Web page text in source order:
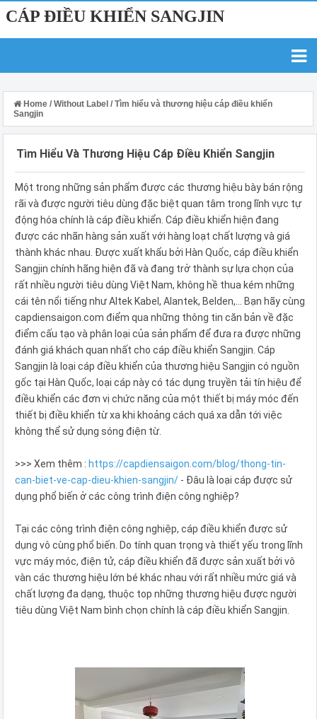
CÁP ĐIỀU KHIỂN SANGJIN
Home / Without Label / Tìm hiểu và thương hiệu cáp điều khiển
Sangjin
Tìm Hiểu Và Thương Hiệu Cáp Điều Khiển Sangjin
Một trong những sản phẩm được các thương hiệu bày bán rộng
rãi và được người tiêu dùng đặc biệt quan tâm trong lĩnh vực tự
động hóa chính là cáp điều khiển. Cáp điều khiển hiện đang
được các nhãn hàng sản xuất với hàng loạt chất lượng và giá
thành khác nhau. Được xuất khẩu bởi Hàn Quốc, cáp điều khiển
Sangjin chính hãng hiện đã và đang trở thành sự lựa chọn của
rất nhiều người tiêu dùng Việt Nam, không hề thua kém những
cái tên nổi tiếng như Altek Kabel, Alantek, Belden,... Bạn hãy cùng
capdiensaigon.com điểm qua những thông tin căn bản về đặc
điểm cấu tạo và phân loại của sản phẩm để đưa ra được những
đánh giá khách quan nhất cho cáp điều khiển Sangjin. Cáp
Sangjin là loại cáp điều khiển của thương hiệu Sangjin có nguồn
gốc tại Hàn Quốc, loại cáp này có tác dụng truyền tải tín hiệu để
điều khiển các đơn vị chức năng của một thiết bị máy móc đến
thiết bị điều khiển từ xa khi khoảng cách quá xa dẫn tới việc
không thể sử dụng sóng điện từ.
>>> Xem thêm : https://capdiensaigon.com/blog/thong-tin-
can-biet-ve-cap-dieu-khien-sangjin/ - Đâu là loại cáp được sử
dụng phổ biến ở các công trình điện công nghiệp?
Tại các công trình điện công nghiệp, cáp điều khiển được sử
dụng vô cùng phổ biến. Do tính quan trọng và thiết yếu trong lĩnh
vực máy móc, điện tử, cáp điều khiển đã được sản xuất bởi vô
vàn các thương hiệu lớn bé khác nhau với rất nhiều mức giá và
chất lượng đa dạng, thuộc top những thương hiệu được người
tiêu dùng Việt Nam bình chọn chính là cáp điều khiển Sangjin.